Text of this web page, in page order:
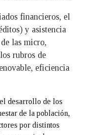
financieros, el
y asistencia
las micro,
rubros de
eficiencia
desarrollo de los
de la población,
por distintos